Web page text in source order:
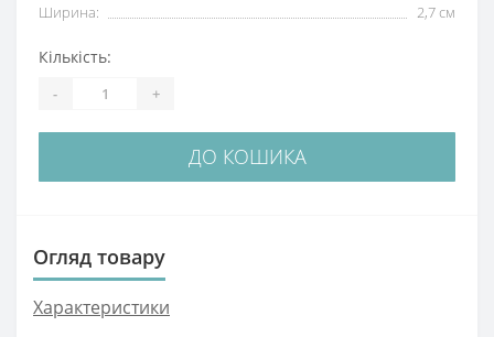
Ширина:
2,7 см
Кількість:
- +
ДО КОШИКА
Огляд товару
Характеристики